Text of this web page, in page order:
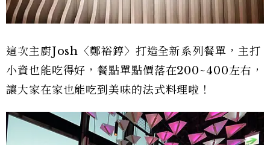
這次主廚Josh〈鄭裕錞〉打造全新系列餐單，主打
小資也能吃得好，餐點單點價落在200~400左右，
讓大家在家也能吃到美味的法式料理啦！